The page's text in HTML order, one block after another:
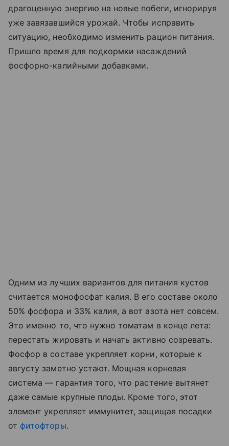
драгоценную энергию на новые побеги, игнорируя
уже завязавшийся урожай. Чтобы исправить
ситуацию, необходимо изменить рацион питания.
Пришло время для подкормки насаждений
фосфорно-калийными добавками.
Одним из лучших вариантов для питания кустов
считается монофосфат калия. В его составе около
50% фосфора и 33% калия, а вот азота нет совсем.
Это именно то, что нужно томатам в конце лета:
перестать жировать и начать активно созревать.
Фосфор в составе укрепляет корни, которые к
августу заметно устают. Мощная корневая
система — гарантия того, что растение вытянет
даже самые крупные плоды. Кроме того, этот
элемент укрепляет иммунитет, защищая посадки
от фитофторы.